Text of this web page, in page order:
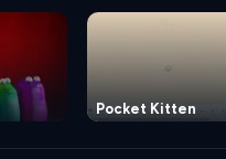
Pocket Kitten